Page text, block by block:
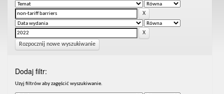
Rozpocznij nowe wyszukiwanie
Dodaj filtr:
Uzyj filtrów aby zagęścić wyszukiwanie.